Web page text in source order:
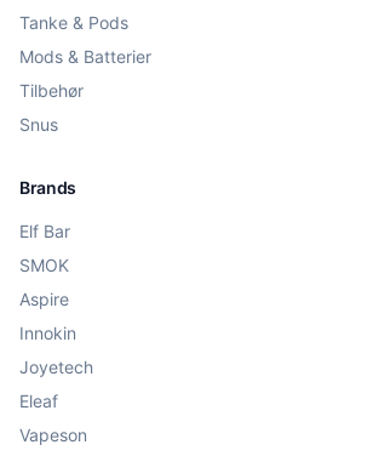
Tanke & Pods
Mods & Batterier
Tilbehør
Snus
Brands
Elf Bar
SMOK
Aspire
Innokin
Joyetech
Eleaf
Vapeson